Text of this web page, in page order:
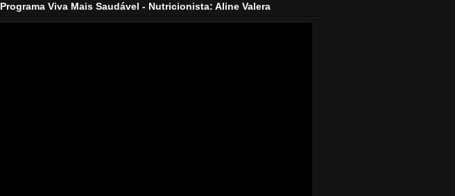
Programa Viva Mais Saudável - Nutricionista: Aline Valera